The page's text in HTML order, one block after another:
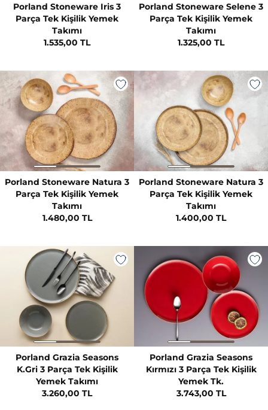
Porland Stoneware Iris 3
Parça Tek Kişilik Yemek
Takımı
1.535,00 TL
Porland Stoneware Selene 3
Parça Tek Kişilik Yemek
Takımı
1.325,00 TL
Porland Stoneware Natura 3
Parça Tek Kişilik Yemek
Takımı
1.480,00 TL
Porland Stoneware Natura 3
Parça Tek Kişilik Yemek
Takımı
1.400,00 TL
Porland Grazia Seasons
K.Gri 3 Parça Tek Kişilik
Yemek Takımı
3.260,00 TL
Porland Grazia Seasons
Kırmızı 3 Parça Tek Kişilik
Yemek Tk.
3.743,00 TL